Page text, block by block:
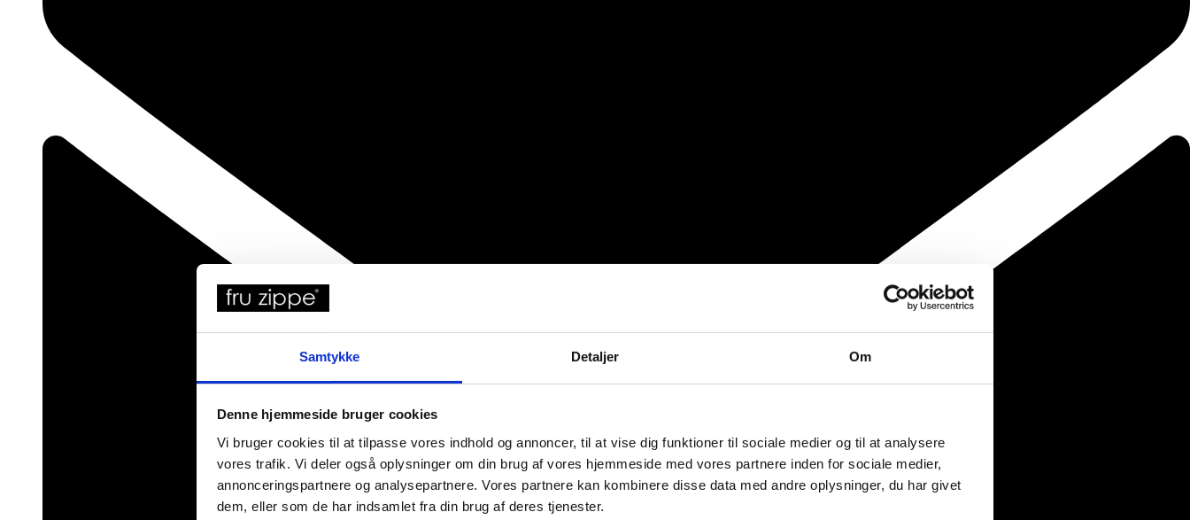
Samtykke Detaljer Om
Denne hjemmeside bruger cookies
Vi bruger cookies til at tilpasse vores indhold og annoncer, til at vise dig funktioner til sociale medier og til at analysere
vores trafik. Vi deler også oplysninger om din brug af vores hjemmeside med vores partnere inden for sociale medier,
annonceringspartnere og analysepartnere. Vores partnere kan kombinere disse data med andre oplysninger, du har givet
dem, eller som de har indsamlet fra din brug af deres tjenester.